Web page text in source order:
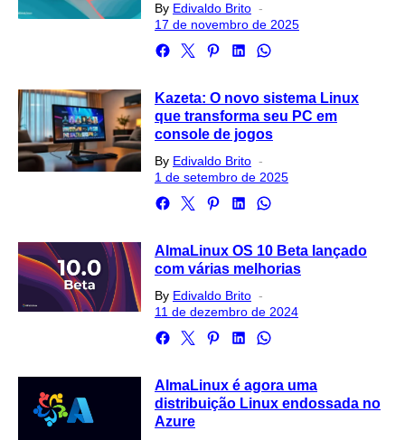
By Edivaldo Brito
on
17 de novembro de 2025
Kazeta: O novo sistema Linux
que transforma seu PC em
console de jogos
By Edivaldo Brito
on
1 de setembro de 2025
AlmaLinux OS 10 Beta lançado
com várias melhorias
By Edivaldo Brito
on
11 de dezembro de 2024
AlmaLinux é agora uma
distribuição Linux endossada no
Azure